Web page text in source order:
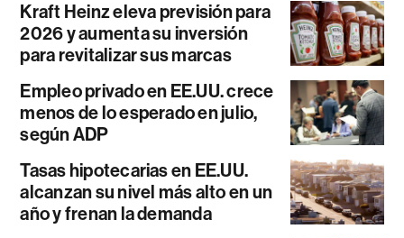
Kraft Heinz eleva previsión para
2026 y aumenta su inversión
para revitalizar sus marcas
Empleo privado en EE.UU. crece
menos de lo esperado en julio,
según ADP
Tasas hipotecarias en EE.UU.
alcanzan su nivel más alto en un
año y frenan la demanda